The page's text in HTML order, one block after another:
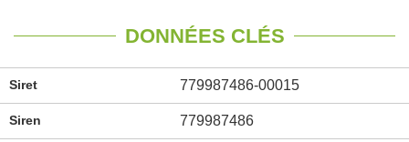
DONNÉES CLÉS
Siret 779987486-00015
Siren 779987486